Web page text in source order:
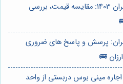
⭐️ مینی بوس دربستی تهران 1403: مقایسه قیمت، بررسی
پرسش و پاسخ های ضروری
🚌
مینی بوس دربستی از واحد